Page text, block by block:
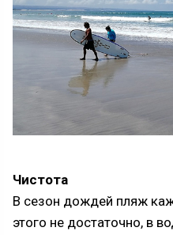
Чистота
В сезон дождей пляж
этого не достаточно, в